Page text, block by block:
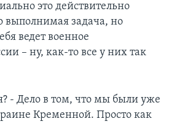
это действительно
выполнимая задача, но
ведет военное
– ну, как-то все у них так
- Дело в том, что мы были уже
Кременной. Просто как